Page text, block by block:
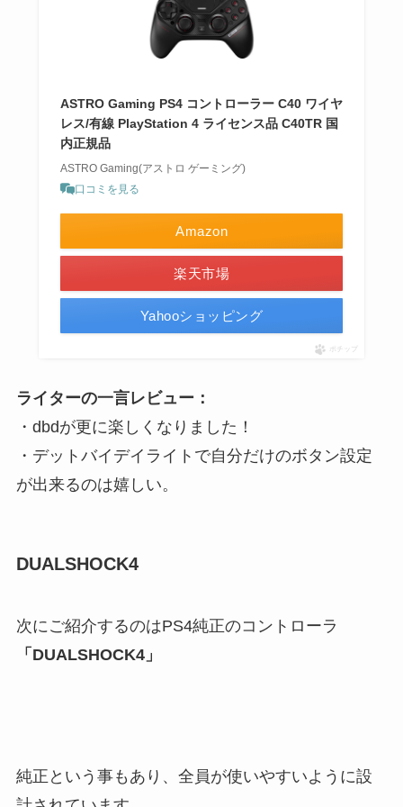
ASTRO Gaming PS4 コントローラー C40 ワイヤ
レス/有線 PlayStation 4 ライセンス品 C40TR 国
内正規品
ASTRO Gaming(アストロ ゲーミング)
口コミを見る
Amazon
楽天市場
Yahooショッピング
ポチップ
ライターの一言レビュー：
・dbdが更に楽しくなりました！
・デットバイデイライトで自分だけのボタン設定
が出来るのは嬉しい。
DUALSHOCK4
次にご紹介するのはPS4純正のコントローラ
「DUALSHOCK4」
純正という事もあり、全員が使いやすいように設